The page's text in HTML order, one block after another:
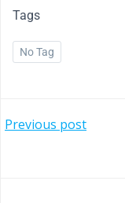
Tags
No Tag
Previous post